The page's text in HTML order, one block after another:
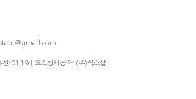
산-0119| 호스팅제공자: (주)식스샵